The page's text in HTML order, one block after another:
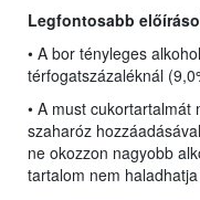
Legfontosabb
• A bor tényleges
térfogatszázaléknál
• A must
szaharóz
ne okozzon nagyobb
tartalom nem